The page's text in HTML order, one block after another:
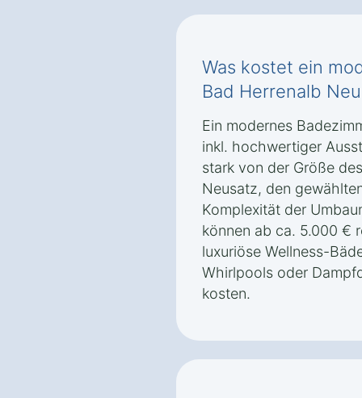
Was kostet ein
Bad Herrenalb
Ein modernes
inkl. hochwertiger
stark von der Größe
Neusatz, den
Komplexität der
können ab ca. 5.000 €
luxuriöse Wellness-
Whirlpools oder
kosten.